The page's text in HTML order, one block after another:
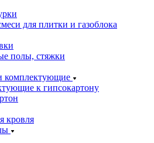
для плитки и газоблока
полы, стяжки
комплектующие
к гипсокартону
кровля